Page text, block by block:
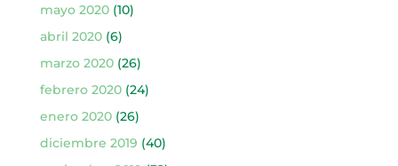
mayo 2020(10)
abril 2020(6)
marzo 2020(26)
febrero 2020(24)
enero 2020(26)
diciembre 2019 (40)